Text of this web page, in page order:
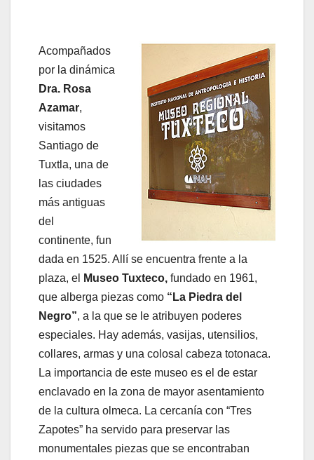
Acompañados
por la dinámica
Dra. Rosa
Azamar,
visitamos
Santiago de
Tuxtla, una de
las ciudades
más antiguas
del
continente, fun
dada en 1525. Allí se encuentra frente a la
plaza, el
Museo Tuxteco, fundado en 1961,
que alberga piezas como “La Piedra del
Negro”, a la que se le atribuyen poderes
especiales. Hay además, vasijas, utensilios,
collares, armas y una colosal cabeza totonaca.
La importancia de este museo es el de estar
enclavado en la zona de mayor asentamiento
de la cultura olmeca. La cercanía con “Tres
Zapotes” ha servido para preservar las
monumentales piezas que se encontraban